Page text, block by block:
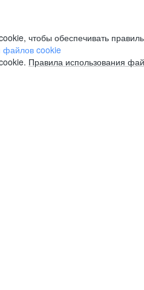
чтобы обеспечивать
файлов cookie
Правила использования